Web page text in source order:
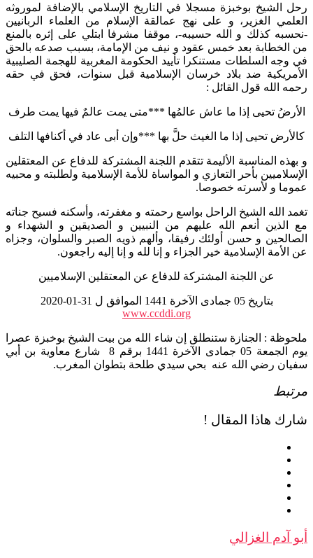
الشيخ بوخبزة مسجلا في التاريخ الإسلامي بالإضافة لموروثه
الغزير، و على نهج عمالقة الإسلام من العلماء الربانيين
كذلك و الله حسيبه-، موقفا مشرفا ابتلي على إثره بالمنع
بعد خمس عقود و نيف من الإمامة، بسبب صدعه بالحق
السلطات مستنكرا تأييد الحكومة المغربية للهجمة الصليبية
ضد بلاد خرسان الإسلامية قبل سنوات، فحق في حقه
الله قول القائل :
تحيى إذا ما عاش عالمُها ***متى يمت عالمٌ فيها يمت طرف
تحيى إذا ما الغيث حلَّ بها ***وإن أبى عاد في أكنافها التلف
المناسبة الأليمة تتقدم اللجنة المشتركة للدفاع عن المعتقلين
بأحر التعازي و المواساة للأمة الإسلامية ولطلبته و محبيه
و لأسرته خصوصا.
الله الشيخ الراحل بواسع رحمته و مغفرته، وأسكنه فسيح جناته
أنعم الله عليهم من النبيين و الصديقين و الشهداء و
و حسن أولئك رفيقا، وألهم ذويه الصبر والسلوان، وجزاه
الإسلامية خير الجزاء و إنا لله و إنا إليه راجعون.
عن اللجنة المشتركة للدفاع عن المعتقلين الإسلاميين
بتاريخ 05 جمادى الآخرة 1441 الموافق ل 31-01-2020
www.ccddi.org
: الجنازة ستنطلق إن شاء الله من بيت الشيخ بوخبزة عصرا
يوم الجمعة 05 جمادى الآخرة 1441 برقم 8 شارع معاوية بن أبي
رضي الله عنه بحي سيدي طلحة بتطوان المغرب.
هاذا المقال !
آدم الغزالي